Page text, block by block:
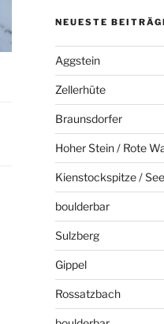
NEUESTE
Aggstein
Zellerhüte
Braunsdorfer
Hoher Stein / Rote
Kienstockspitze /
boulderbar
Sulzberg
Gippel
Rossatzbach